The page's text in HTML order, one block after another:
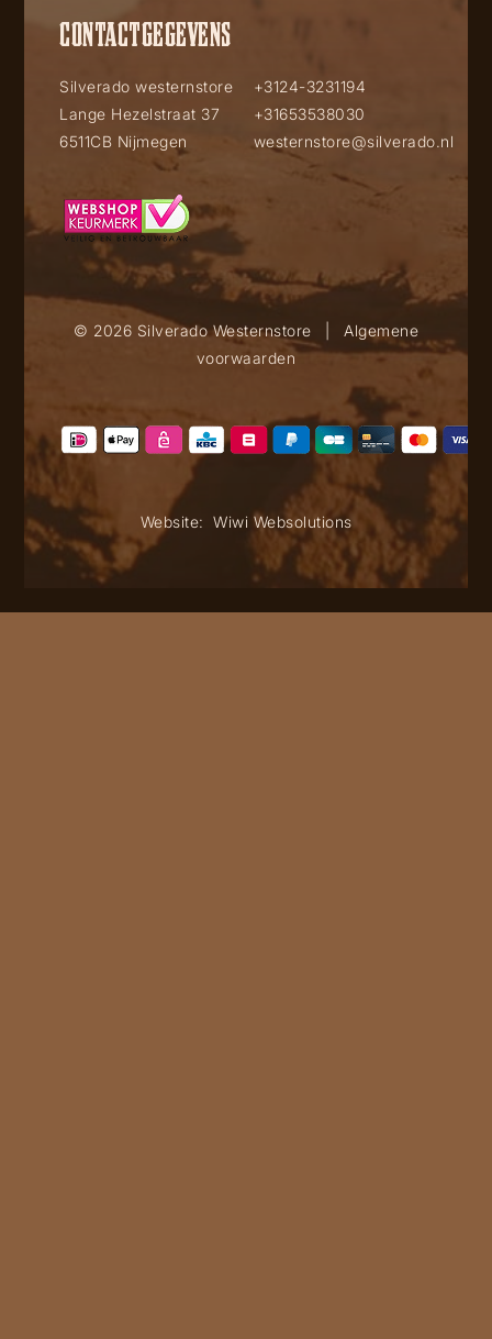
CONTACTGEGEVENS
Silverado westernstore
Lange Hezelstraat 37
6511CB Nijmegen
+3124-3231194
+31653538030
westernstore@silverado.nl
© 2026 Silverado Westernstore
Algemene
voorwaarden
Website: Wiwi Websolutions